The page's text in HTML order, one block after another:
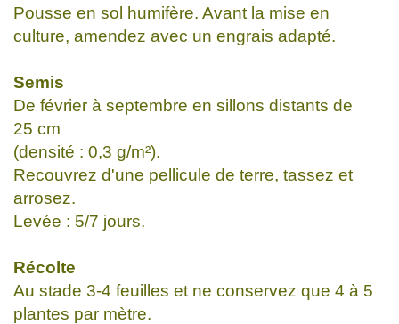
Pousse en sol humifère. Avant la mise en
culture, amendez avec un engrais adapté.
Semis
De février à septembre en sillons distants de
25 cm
(densité : 0,3 g/m²).
Recouvrez d'une pellicule de terre, tassez et
arrosez.
Levée : 5/7 jours.
Récolte
Au stade 3-4 feuilles et ne conservez que 4 à 5
plantes par mètre.